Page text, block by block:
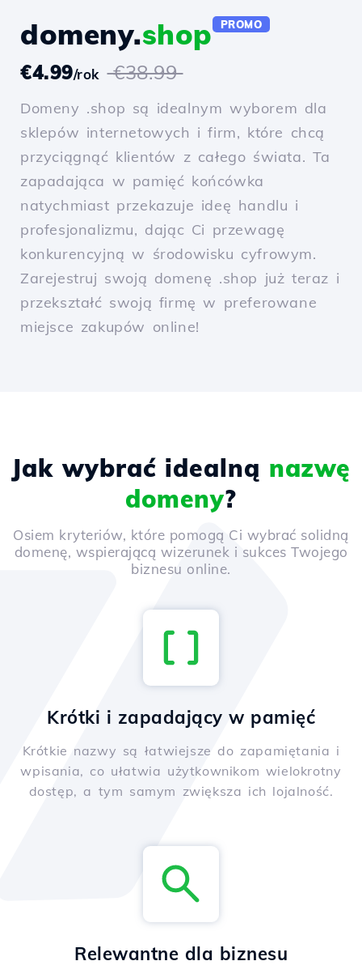
domeny.shop PROMO
€4.99/rok €38.99
Domeny .shop są idealnym wyborem dla
sklepów internetowych i firm, które chcą
przyciągnąć klientów z całego świata. Ta
zapadająca w pamięć końcówka
natychmiast przekazuje ideę handlu i
profesjonalizmu, dając Ci przewagę
konkurencyjną w środowisku cyfrowym.
Zarejestruj swoją domenę .shop już teraz i
przekształć swoją firmę w preferowane
miejsce zakupów online!
Jak wybrać idealną nazwę
domeny?
Osiem kryteriów, które pomogą Ci wybrać solidną
domenę, wspierającą wizerunek i sukces Twojego
biznesu online.
Krótki i zapadający w pamięć
Krótkie nazwy są łatwiejsze do zapamiętania i
wpisania, co ułatwia użytkownikom wielokrotny
dostęp, a tym samym zwiększa ich lojalność.
Relewantne dla biznesu